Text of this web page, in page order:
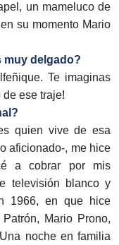
un mameluco de
su momento Mario
muy delgado?
Te imaginas
de ese traje!
quien vive de esa
aficionado-, me hice
a cobrar por mis
televisión blanco y
1966, en que hice
Mario Prono,
noche en familia